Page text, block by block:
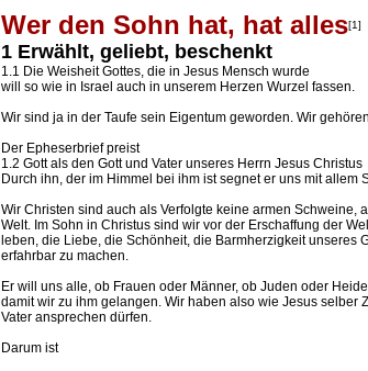
Wer den Sohn hat, hat alles[1]
1 Erwählt, geliebt, beschenkt
1.1 Die Weisheit Gottes, die in Jesus Mensch wurde
will so wie in Israel auch in unserem Herzen Wurzel fassen.
Wir sind ja in der Taufe sein Eigentum geworden. Wir
Der Epheserbrief preist
1.2 Gott als den Gott und Vater unseres Herrn Jesus Christus
Durch ihn, der im Himmel bei ihm ist segnet er uns mit allem
Wir Christen sind auch als Verfolgte keine armen Schweine,
Welt. Im Sohn in Christus sind wir vor der Erschaffung der
leben, die Liebe, die Schönheit, die Barmherzigkeit unseres
erfahrbar zu machen.
Er will uns alle, ob Frauen oder Männer, ob Juden oder
damit wir zu ihm gelangen. Wir haben also wie Jesus selber
Vater ansprechen dürfen.
Darum ist